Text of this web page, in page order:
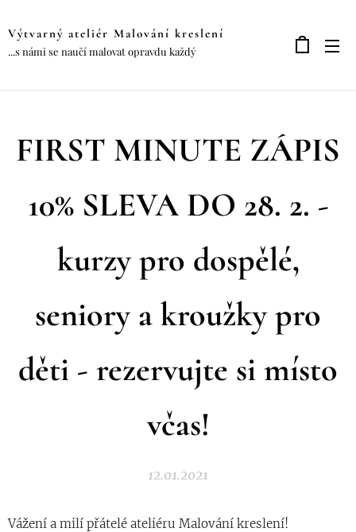
Výtvarný ateliér Malování kreslení
...s námi se naučí malovat opravdu každý
FIRST MINUTE ZÁPIS
10% SLEVA DO 28. 2. -
kurzy pro dospělé,
seniory a kroužky pro
děti - rezervujte si místo
včas!
12.01.2021
Vážení a milí přátelé ateliéru Malování kreslení!